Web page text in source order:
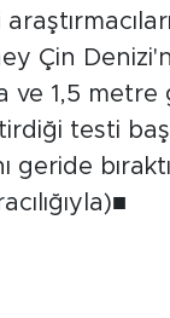
Çin
ve 1,5 metre
testi
geride